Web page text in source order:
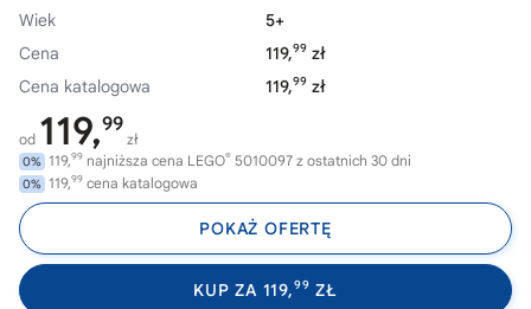
Wiek
5+
Cena
119,99 zł
Cena katalogowa
119,99 zł
od 119,99
zł
0% 119,99 najniższa cena LEGO® 5010097 z ostatnich 30 dni
0% 119,99 cena katalogowa
POKAŻ OFERTĘ
KUP ZA 119,99 ZŁ